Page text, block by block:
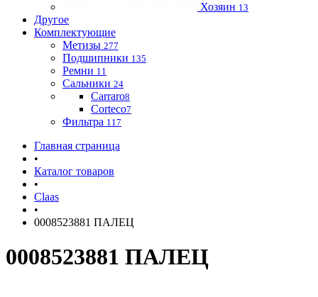
Хозяин 13
Другое
Комплектующие
Метизы 277
Подшипники 135
Ремни 11
Сальники 24
Carraro8
Corteco7
Фильтра 117
Главная страница
•
Каталог товаров
•
Claas
•
0008523881 ПАЛЕЦ
0008523881 ПАЛЕЦ